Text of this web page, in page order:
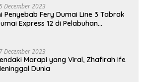
December 2023
Penyebab Fery Dumai Line 3 Tabrak
Express 12 di Pelabuhan
December 2023
Marapi yang Viral, Zhafirah Ife
Dunia